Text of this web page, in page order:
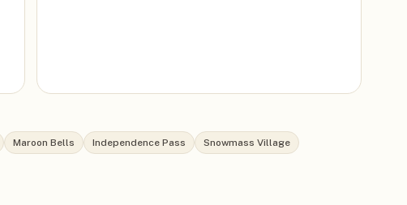
Maroon Bells Independence Pass
Snowmass Village